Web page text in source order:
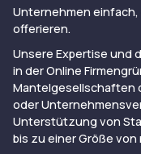
Unternehmen
offerieren.
Unsere Expertise und
in der Online
Mantelgesellschaften
oder
Unterstützung von
bis zu einer Größe